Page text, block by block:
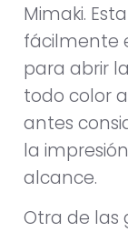
Mimaki.
fácilmente
para abrir
todo color
antes
la
alcance.
Otra de las